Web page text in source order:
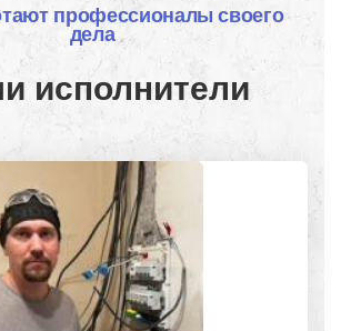
профессионалы своего
дела
исполнители